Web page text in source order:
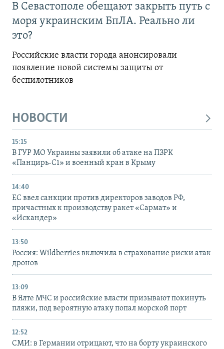
В Севастополе обещают закрыть путь с
моря украинским БпЛА. Реально ли
это?
Российские власти города анонсировали
появление новой системы защиты от
беспилотников
НОВОСТИ
15:15
В ГУР МО Украины заявили об атаке на ПЗРК
«Панцирь-С1» и военный кран в Крыму
14:40
ЕС ввел санкции против директоров заводов РФ,
причастных к производству ракет «Сармат» и
«Искандер»
13:50
Россия: Wildberries включила в страхование риски атак
дронов
13:09
В Ялте МЧС и российские власти призывают покинуть
пляжи, под вероятную атаку попал морской порт
12:52
СМИ: в Германии отрицают, что на борту украинского